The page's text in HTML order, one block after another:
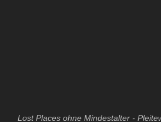
Lost Places ohne Mindestalter -